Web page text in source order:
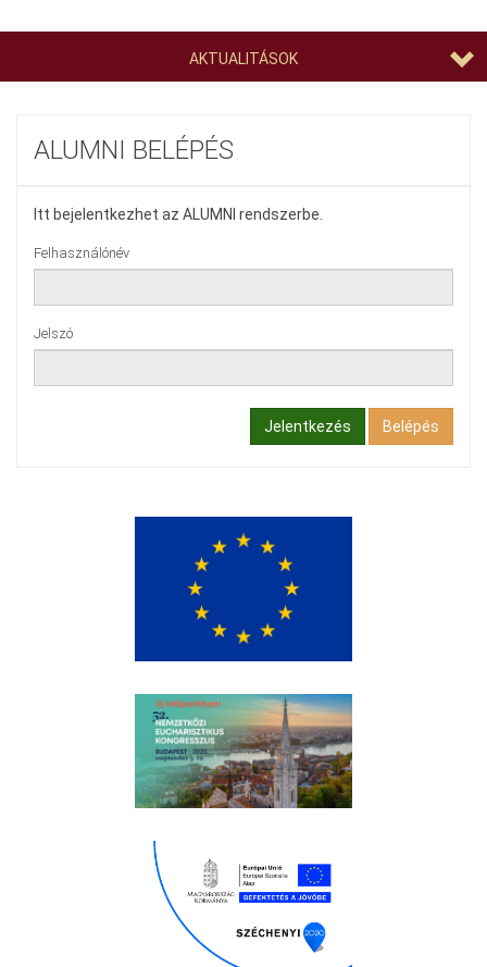
AKTUALITÁSOK
ALUMNI BELÉPÉS
Itt bejelentkezhet az ALUMNI rendszerbe.
Felhasználónév
Jelszó
Jelentkezés Belépés